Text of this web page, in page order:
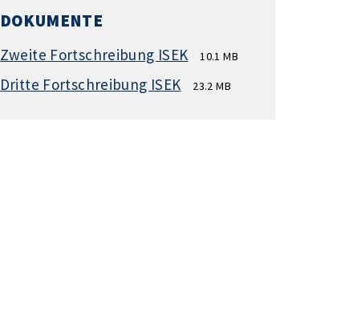
DOKUMENTE
Zweite Fortschreibung ISEK 10.1 MB
Dritte Fortschreibung ISEK 23.2 MB